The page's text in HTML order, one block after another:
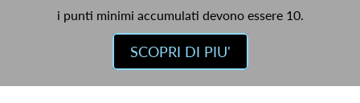
i punti minimi accumulati devono essere 10.
SCOPRI DI PIU'